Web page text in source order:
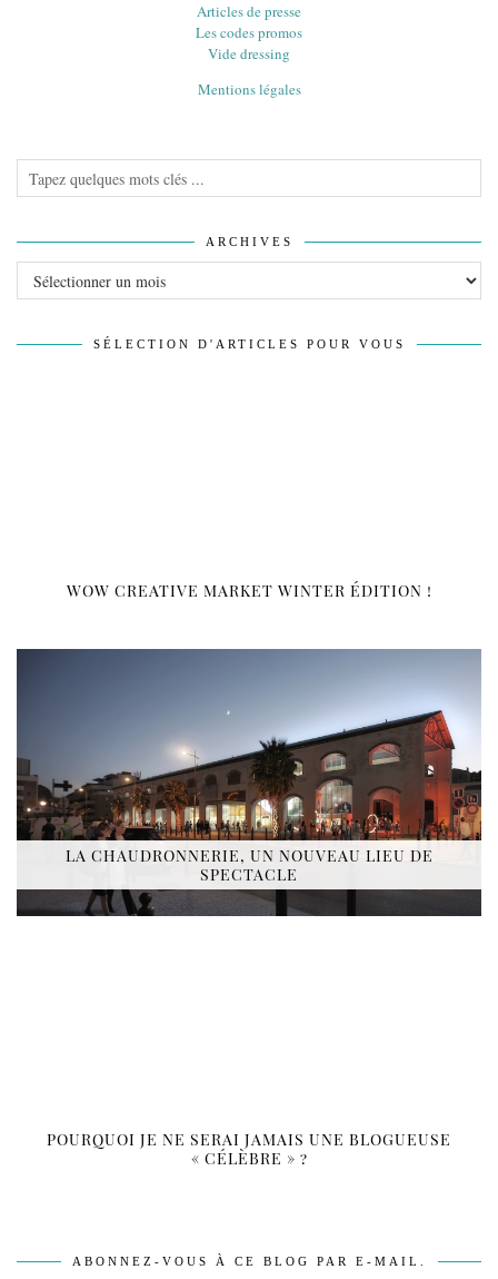
Articles de presse
Les codes promos
Vide dressing
Mentions légales
ARCHIVES
SÉLECTION D'ARTICLES POUR VOUS
WOW CREATIVE MARKET WINTER ÉDITION !
LA CHAUDRONNERIE, UN NOUVEAU LIEU DE
SPECTACLE
POURQUOI JE NE SERAI JAMAIS UNE BLOGUEUSE
« CÉLÈBRE » ?
ABONNEZ-VOUS À CE BLOG PAR E-MAIL.